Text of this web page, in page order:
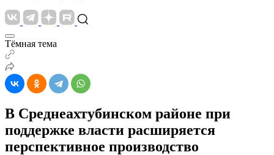
Тёмная тема
В Среднеахтубинском районе при
поддержке власти расширяется
перспективное производство